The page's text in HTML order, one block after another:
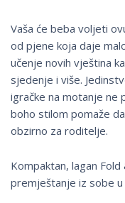
Vaša će beba voljeti
od pjene koja daje
učenje novih vještina
sjedenje i više.
igračke na motanje ne
boho stilom pomaže
obzirno za roditelje.
Kompaktan, lagan
premještanje iz sobe u